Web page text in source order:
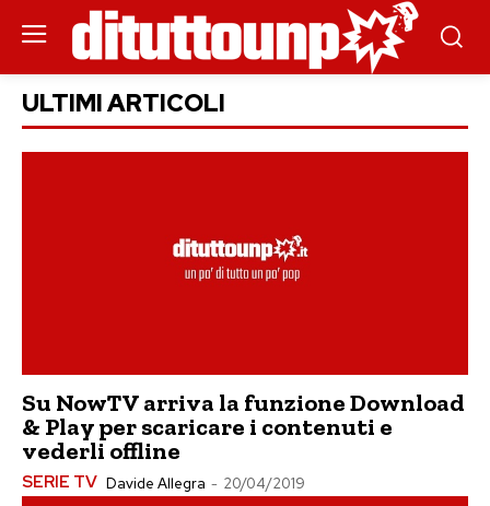
ULTIMI ARTICOLI
Su NowTV arriva la funzione Download
& Play per scaricare i contenuti e
vederli offline
SERIE TV Davide Allegra - 20/04/2019